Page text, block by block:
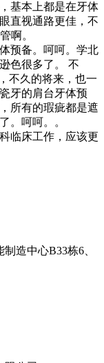
基本上都是在牙体
直视通路更佳，不
啊。
预备。呵呵。学北
色很多了。 不
不久的将来，也一
牙的肩台牙体预
所有的瑕疵都是遮
。呵呵。。
临床工作，应该更
造中心B33栋6、